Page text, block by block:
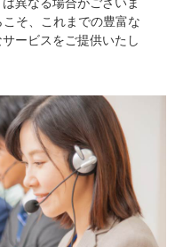
異なる場合がございま
そ、これまでの豊富な
ービスをご提供いたし